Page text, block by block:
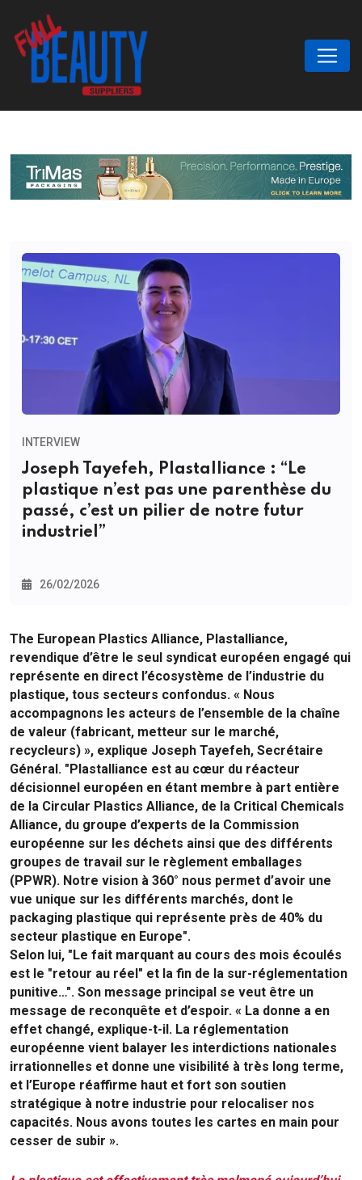
INTERVIEW
Joseph Tayefeh, Plastalliance : “Le
plastique n’est pas une parenthèse du
passé, c’est un pilier de notre futur
industriel”
26/02/2026
The European Plastics Alliance, Plastalliance,
revendique d’être le seul syndicat européen engagé qui
représente en direct l’écosystème de l’industrie du
plastique, tous secteurs confondus. « Nous
accompagnons les acteurs de l’ensemble de la chaîne
de valeur (fabricant, metteur sur le marché,
recycleurs) », explique Joseph Tayefeh, Secrétaire
Général. "Plastalliance est au cœur du réacteur
décisionnel européen en étant membre à part entière
de la Circular Plastics Alliance, de la Critical Chemicals
Alliance, du groupe d’experts de la Commission
européenne sur les déchets ainsi que des différents
groupes de travail sur le règlement emballages
(PPWR). Notre vision à 360° nous permet d’avoir une
vue unique sur les différents marchés, dont le
packaging plastique qui représente près de 40% du
secteur plastique en Europe".
Selon lui, "Le fait marquant au cours des mois écoulés
est le "retour au réel" et la fin de la sur-réglementation
punitive…". Son message principal se veut être un
message de reconquête et d’espoir. « La donne a en
effet changé, explique-t-il. La réglementation
européenne vient balayer les interdictions nationales
irrationnelles et donne une visibilité à très long terme,
et l’Europe réaffirme haut et fort son soutien
stratégique à notre industrie pour relocaliser nos
capacités. Nous avons toutes les cartes en main pour
cesser de subir ».